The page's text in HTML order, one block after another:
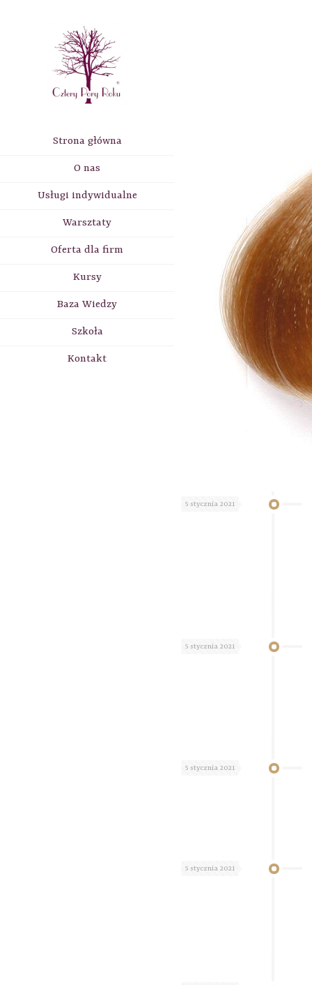
Strona główna
O nas
Usługi indywidualne
Warsztaty
Oferta dla firm
Kursy
Baza Wiedzy
Szkoła
Kontakt
5 stycznia 2021
5 stycznia 2021
5 stycznia 2021
5 stycznia 2021